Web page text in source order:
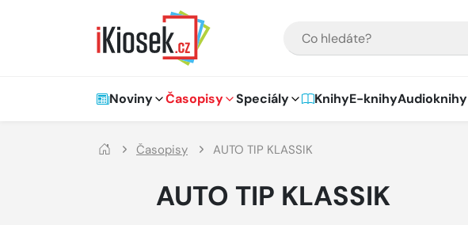
Hlavní navigace
Noviny Časopisy Speciály KnihyE-knihyAudioknihy
Časopisy AUTO TIP KLASSIK
AUTO TIP KLASSIK